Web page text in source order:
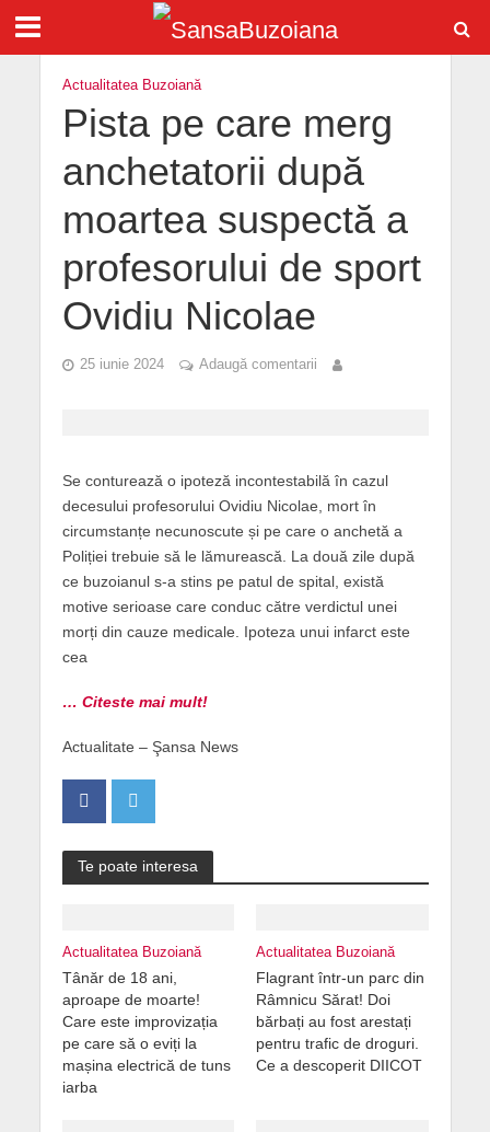
Actualitatea Buzoiană
Pista pe care merg
anchetatorii după
moartea suspectă a
profesorului de sport
Ovidiu Nicolae
25 iunie 2024 Adaugă comentarii
Se conturează o ipoteză incontestabilă în cazul
decesului profesorului Ovidiu Nicolae, mort în
circumstanțe necunoscute și pe care o anchetă a
Poliției trebuie să le lămurească. La două zile după
ce buzoianul s-a stins pe patul de spital, există
motive serioase care conduc către verdictul unei
morți din cauze medicale. Ipoteza unui infarct este
cea
… Citeste mai mult!
Actualitate – Şansa News
Te poate interesa
Actualitatea Buzoiană
Tânăr de 18 ani,
aproape de moarte!
Care este improvizația
pe care să o eviți la
mașina electrică de tuns
iarba
Actualitatea Buzoiană
Flagrant într-un parc din
Râmnicu Sărat! Doi
bărbați au fost arestați
pentru trafic de droguri.
Ce a descoperit DIICOT